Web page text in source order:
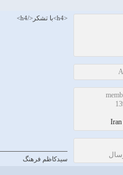
<h4>با تشكر</h4>
سیدکاظم فرهنگ